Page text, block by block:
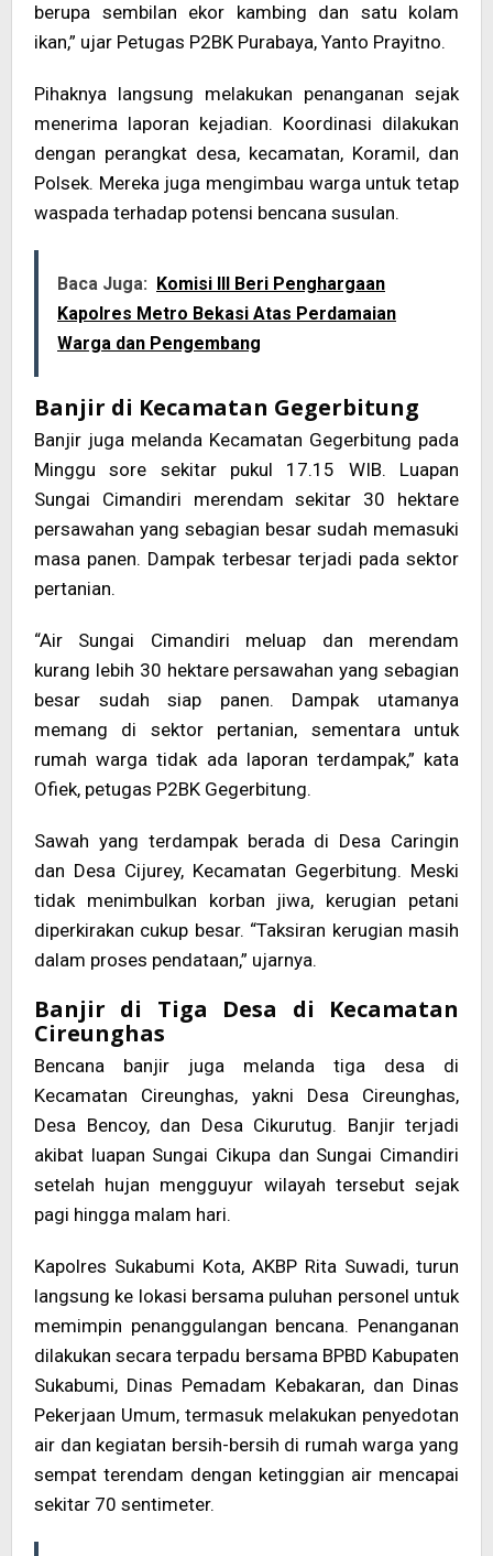
berupa sembilan ekor kambing dan satu kolam
ikan,” ujar Petugas P2BK Purabaya, Yanto Prayitno.
Pihaknya langsung melakukan penanganan sejak
menerima laporan kejadian. Koordinasi dilakukan
dengan perangkat desa, kecamatan, Koramil, dan
Polsek. Mereka juga mengimbau warga untuk tetap
waspada terhadap potensi bencana susulan.
Baca Juga: Komisi III Beri Penghargaan
Kapolres Metro Bekasi Atas Perdamaian
Warga dan Pengembang
Banjir di Kecamatan Gegerbitung
Banjir juga melanda Kecamatan Gegerbitung pada
Minggu sore sekitar pukul 17.15 WIB. Luapan
Sungai Cimandiri merendam sekitar 30 hektare
persawahan yang sebagian besar sudah memasuki
masa panen. Dampak terbesar terjadi pada sektor
pertanian.
“Air Sungai Cimandiri meluap dan merendam
kurang lebih 30 hektare persawahan yang sebagian
besar sudah siap panen. Dampak utamanya
memang di sektor pertanian, sementara untuk
rumah warga tidak ada laporan terdampak,” kata
Ofiek, petugas P2BK Gegerbitung.
Sawah yang terdampak berada di Desa Caringin
dan Desa Cijurey, Kecamatan Gegerbitung. Meski
tidak menimbulkan korban jiwa, kerugian petani
diperkirakan cukup besar. “Taksiran kerugian masih
dalam proses pendataan,” ujarnya.
Banjir di Tiga Desa di Kecamatan
Cireunghas
Bencana banjir juga melanda tiga desa di
Kecamatan Cireunghas, yakni Desa Cireunghas,
Desa Bencoy, dan Desa Cikurutug. Banjir terjadi
akibat luapan Sungai Cikupa dan Sungai Cimandiri
setelah hujan mengguyur wilayah tersebut sejak
pagi hingga malam hari.
Kapolres Sukabumi Kota, AKBP Rita Suwadi, turun
langsung ke lokasi bersama puluhan personel untuk
memimpin penanggulangan bencana. Penanganan
dilakukan secara terpadu bersama BPBD Kabupaten
Sukabumi, Dinas Pemadam Kebakaran, dan Dinas
Pekerjaan Umum, termasuk melakukan penyedotan
air dan kegiatan bersih-bersih di rumah warga yang
sempat terendam dengan ketinggian air mencapai
sekitar 70 sentimeter.